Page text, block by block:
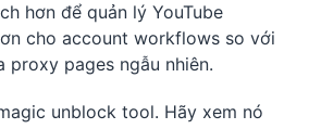
hơn để quản lý YouTube
cho account workflows so với
proxy pages ngẫu nhiên.
unblock tool. Hãy xem nó